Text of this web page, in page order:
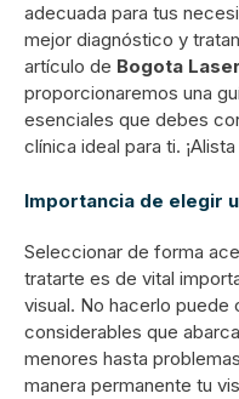
adecuada para tus
mejor diagnóstico y
artículo de Bogota
proporcionaremos una
esenciales que debes
clínica ideal para ti.
Importancia de elegir
Seleccionar de forma
tratarte es de vital
visual. No hacerlo puede
considerables que
menores hasta
manera permanente tu